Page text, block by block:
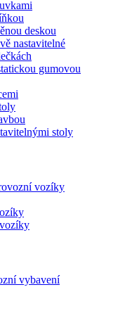
deskou
nastavitelné
gumovou
stoly
vozíky
vybavení